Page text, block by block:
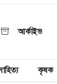
আর্কাইভ
কৃষক